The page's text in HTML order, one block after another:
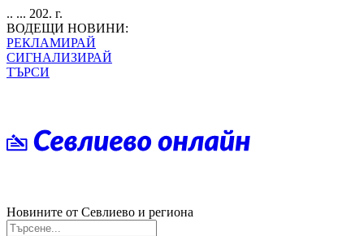
.. ... 202. г.
ВОДЕЩИ НОВИНИ:
РЕКЛАМИРАЙ
СИГНАЛИЗИРАЙ
ТЪРСИ
Новините от Севлиево и региона